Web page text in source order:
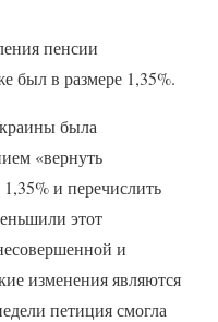
пенсии
был в размере 1,35%.
была
«вернуть
и перечислить
этот
и
изменения являются
петиция смогла